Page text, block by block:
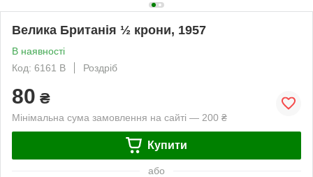
Велика Британія ½ крони, 1957
В наявності
Код: 6161 B
Роздріб
80 ₴
Мінімальна сума замовлення на сайті — 200 ₴
Купити
або